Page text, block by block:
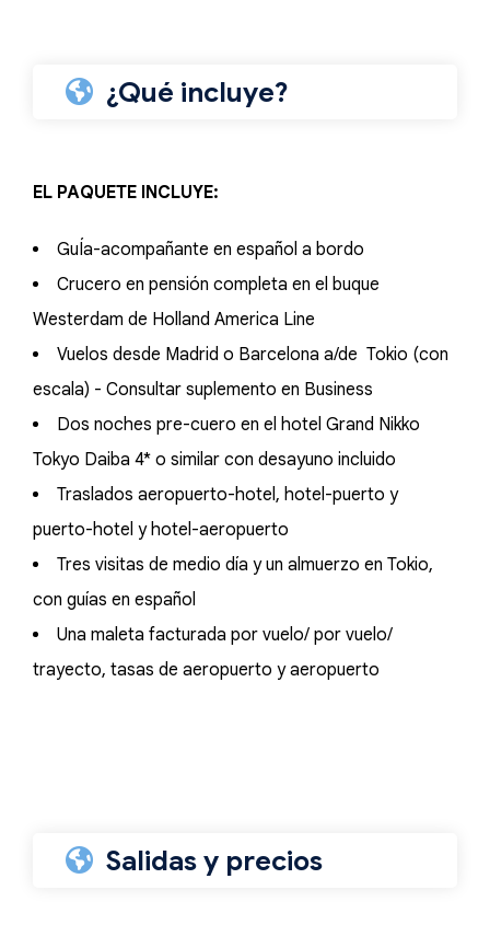
¿Qué incluye?
EL PAQUETE INCLUYE:
GuÍa-acompañante en español a bordo
Crucero en pensión completa en el buque
Westerdam de Holland America Line
Vuelos desde Madrid o Barcelona a/de Tokio (con
escala) - Consultar suplemento en Business
Dos noches pre-cuero en el hotel Grand Nikko
Tokyo Daiba 4* o similar con desayuno incluido
Traslados aeropuerto-hotel, hotel-puerto y
puerto-hotel y hotel-aeropuerto
Tres visitas de medio día y un almuerzo en Tokio,
con guías en español
Una maleta facturada por vuelo/ por vuelo/
trayecto, tasas de aeropuerto y aeropuerto
Salidas y precios